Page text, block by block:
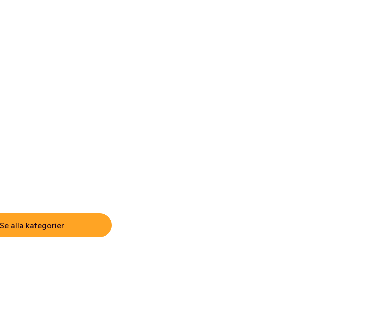
Se alla kategorier